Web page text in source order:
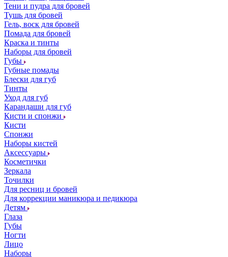
Тени и пудра для бровей
Тушь для бровей
Гель, воск для бровей
Помада для бровей
Краска и тинты
Наборы для бровей
Губы
Губные помады
Блески для губ
Тинты
Уход для губ
Карандаши для губ
Кисти и спонжи
Кисти
Спонжи
Наборы кистей
Аксессуары
Косметички
Зеркала
Точилки
Для ресниц и бровей
Для коррекции маникюра и педикюра
Детям
Глаза
Губы
Ногти
Лицо
Наборы